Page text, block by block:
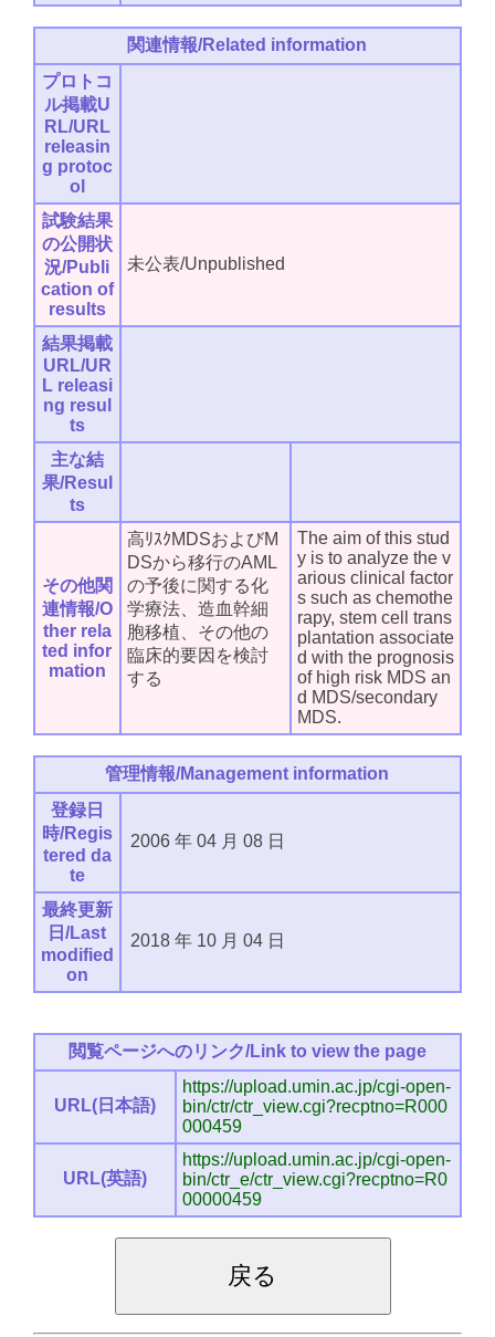
関連情報/Related information
プロトコ
ル掲載U
RL/URL
releasin
g protoc
ol
試験結果
の公開状
況/Publi
cation of
results
未公表/Unpublished
結果掲載
URL/UR
L releasi
ng resul
ts
主な結
果/Resul
ts
その他関
連情報/O
ther rela
ted infor
mation
高ﾘｽｸMDSおよびM
DSから移行のAML
の予後に関する化
学療法、造血幹細
胞移植、その他の
臨床的要因を検討
する
The aim of this stud
y is to analyze the v
arious clinical factor
s such as chemothe
rapy, stem cell trans
plantation associate
d with the prognosis
of high risk MDS an
d MDS/secondary
MDS.
管理情報/Management information
登録日
時/Regis
tered da
te
2006 年 04 月 08 日
最終更新
日/Last
modified
on
2018 年 10 月 04 日
閲覧ページへのリンク/Link to view the page
URL(日本語)
https://upload.umin.ac.jp/cgi-open-
bin/ctr/ctr_view.cgi?recptno=R000
000459
URL(英語)
https://upload.umin.ac.jp/cgi-open-
bin/ctr_e/ctr_view.cgi?recptno=R0
00000459